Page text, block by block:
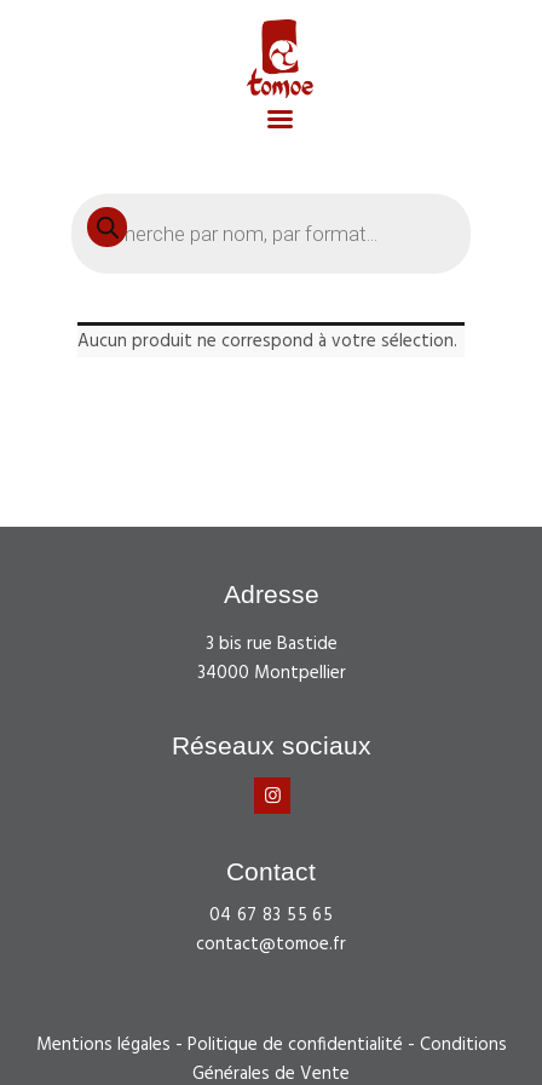
Recherche
de
produits
Aucun produit ne correspond à votre sélection.
Adresse
3 bis rue Bastide
34000 Montpellier
Réseaux sociaux
Contact
04 67 83 55 65
contact@tomoe.fr
Mentions légales - Politique de confidentialité - Conditions
Générales de Vente